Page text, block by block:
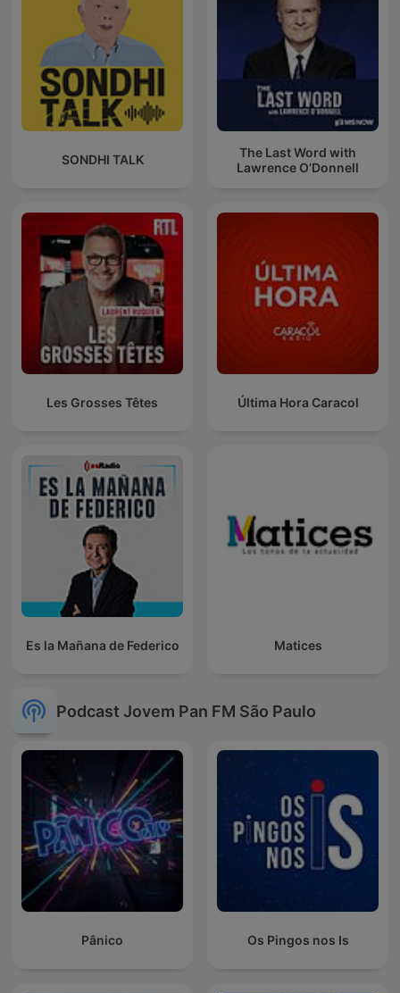
SONDHI TALK
The Last Word with
Lawrence O’Donnell
Les Grosses Têtes Última Hora Caracol
Es la Mañana de Federico Matices
Podcast Jovem Pan FM São Paulo
Pânico Os Pingos nos Is